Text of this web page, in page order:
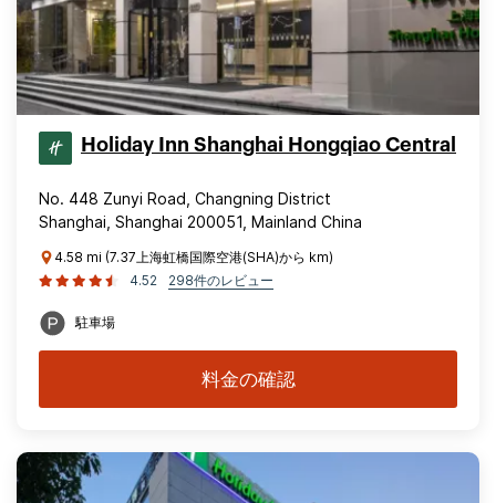
Holiday Inn Shanghai Hongqiao Central
No. 448 Zunyi Road, Changning District
Shanghai, Shanghai 200051, Mainland China
4.58 mi (7.37上海虹橋国際空港(SHA)から km)
4.52
298件のレビュー
駐車場
料金の確認